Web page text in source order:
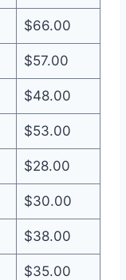
$66.00
$57.00
$48.00
$53.00
$28.00
$30.00
$38.00
$35.00